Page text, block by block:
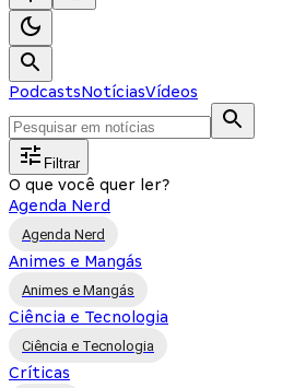
PodcastsNotíciasVídeos
Filtrar
O que você quer ler?
Agenda Nerd
Agenda Nerd
Animes e Mangás
Animes e Mangás
Ciência e Tecnologia
Ciência e Tecnologia
Críticas